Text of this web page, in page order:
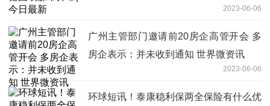
2023-06-06
广州主管部门邀请前20房企高管开会 多
房企表示：并未收到通知 世界微资讯
2023-06-06
环球短讯！泰康稳利保两全保险有什么优